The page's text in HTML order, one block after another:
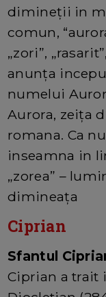
dimineţii in
comun,
„zori”,
anunţa
numelui
Aurora, zeiţa
romana. Ca
inseamna in
„zorea” –
dimineaţa
Ciprian
Sfantul
Ciprian a